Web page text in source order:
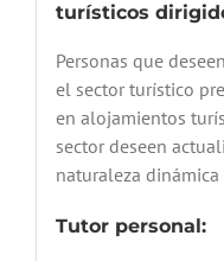
turísticos
Personas que
el sector turístico
en alojamientos
sector deseen
naturaleza
Tutor personal: